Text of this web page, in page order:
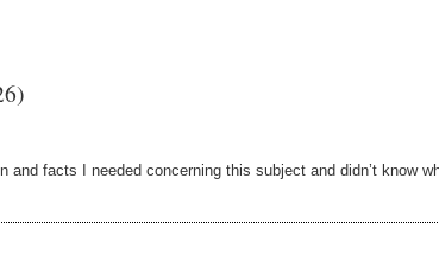
facts I needed concerning this subject and didn’t know